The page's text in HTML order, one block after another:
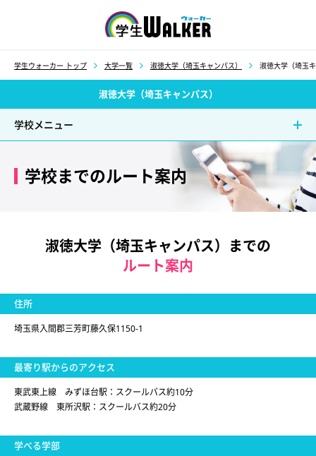
学生ウォーカー トップ 大学一覧 淑徳大学（埼玉キャンパス） 淑徳大学（埼玉
淑徳大学（埼玉キャンパス）
学校メニュー
学校までのルート案内
淑徳大学（埼玉キャンパス）までの
ルート案内
住所
埼玉県入間郡三芳町藤久保1150-1
最寄り駅からのアクセス
東武東上線 みずほ台駅：スクールバス約10分
武蔵野線 東所沢駅：スクールバス約20分
学べる学部